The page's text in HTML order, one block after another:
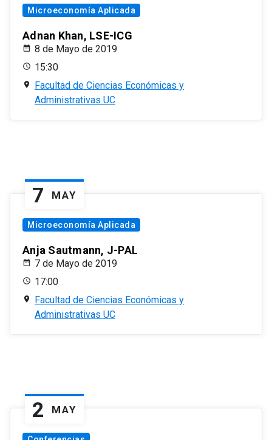
Microeconomía Aplicada
Adnan Khan, LSE-ICG
8 de Mayo de 2019
15:30
Facultad de Ciencias Económicas y
Administrativas UC
7 MAY
Microeconomía Aplicada
Anja Sautmann, J-PAL
7 de Mayo de 2019
17:00
Facultad de Ciencias Económicas y
Administrativas UC
2 MAY